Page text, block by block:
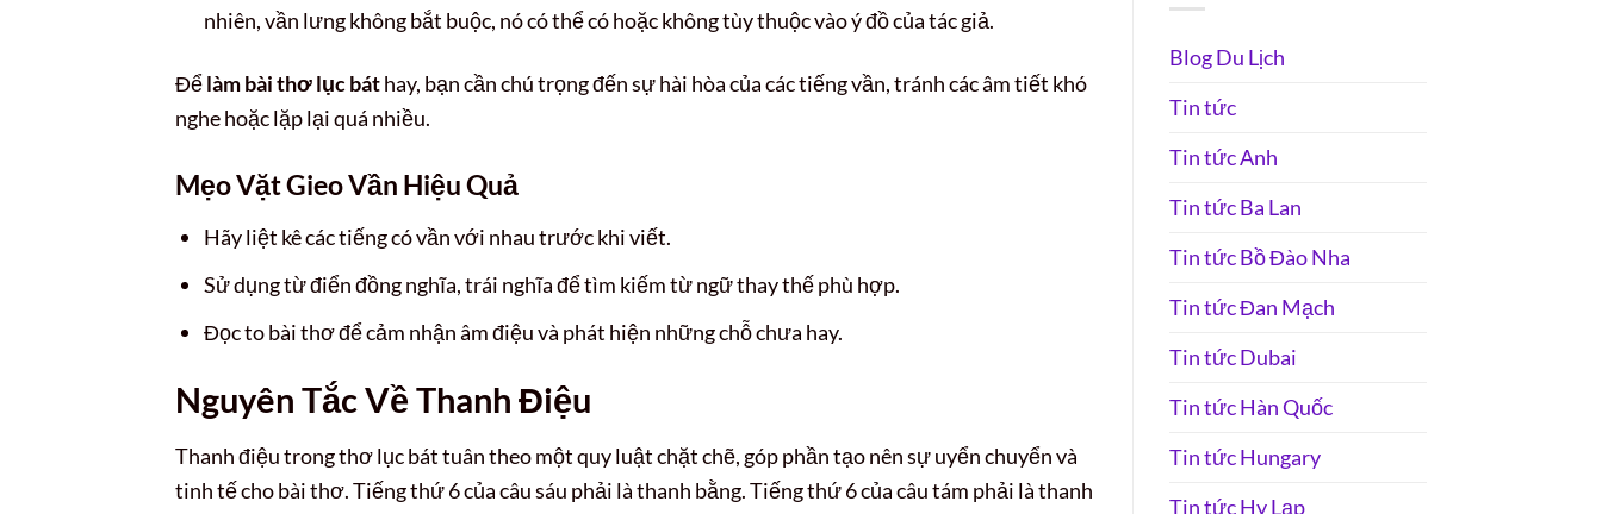
nhiên, vần lưng không bắt buộc, nó có thể có hoặc không tùy thuộc vào ý đồ của tác giả.
Đểlàm bài thơ lục báthay, bạn cần chú trọng đến sự hài hòa của các tiếng vần, tránh các âm tiết khó
nghe hoặc lặp lại quá nhiều.
Mẹo Vặt Gieo Vần Hiệu Quả
Hãy liệt kê các tiếng có vần với nhau trước khi viết.
Sử dụng từ điển đồng nghĩa, trái nghĩa để tìm kiếm từ ngữ thay thế phù hợp.
Đọc to bài thơ để cảm nhận âm điệu và phát hiện những chỗ chưa hay.
Nguyên Tắc Về Thanh Điệu
Thanh điệu trong thơ lục bát tuân theo một quy luật chặt chẽ, góp phần tạo nên sự uyển chuyển và
tinh tế cho bài thơ. Tiếng thứ 6 của câu sáu phải là thanh bằng. Tiếng thứ 6 của câu tám phải là thanh
Blog Du Lịch
Tin tức
Tin tức Anh
Tin tức Ba Lan
Tin tức Bồ Đào Nha
Tin tức Đan Mạch
Tin tức Dubai
Tin tức Hàn Quốc
Tin tức Hungary
Tin tức Hy Lạp